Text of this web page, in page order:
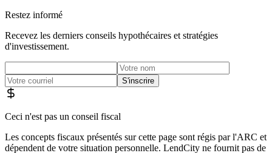
Restez informé
Recevez les derniers conseils hypothécaires et stratégies
d'investissement.
S'inscrire
Ceci n'est pas un conseil fiscal
Les concepts fiscaux présentés sur cette page sont régis par l'ARC et
dépendent de votre situation personnelle. LendCity ne fournit pas de